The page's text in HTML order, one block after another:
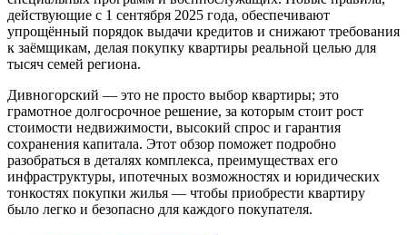
действующие с 1 сентября 2025 года, обеспечивают
упрощённый порядок выдачи кредитов и снижают требования
к заёмщикам, делая покупку квартиры реальной целью для
тысяч семей региона.
Дивногорский — это не просто выбор квартиры; это
грамотное долгосрочное решение, за которым стоит рост
стоимости недвижимости, высокий спрос и гарантия
сохранения капитала. Этот обзор поможет подробно
разобраться в деталях комплекса, преимуществах его
инфраструктуры, ипотечных возможностях и юридических
тонкостях покупки жилья — чтобы приобрести квартиру
было легко и безопасно для каждого покупателя.